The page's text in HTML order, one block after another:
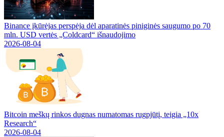
Binance įkūrėjas perspėja dėl aparatinės piniginės saugumo po 70
mln. USD vertės „Coldcard“ išnaudojimo
2026-08-04
Bitcoin meškų rinkos dugnas numatomas rugpjūtį, teigia „10x
Research“
2026-08-04